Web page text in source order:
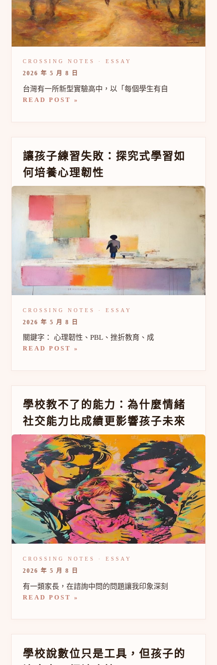
2026 年 5 月 8 日
台灣有一所新型實驗高中，以「每個學生有自
學
習
如
何
幫
青
少
找
到
READ POST »
讓孩子練習失敗：探究式學習如
何培養心理韌性
2026 年 5 月 8 日
關鍵字： 心理韌性、PBL、挫折教育、成
讓
孩
子
練
失
敗：
探
如
何
培
理
韌
READ POST »
學校教不了的能力：為什麼情緒
社交能力比成績更影響孩子未來
2026 年 5 月 8 日
有一類家長，在諮詢中問的問題讓我印象深刻
學
校
教
不
能
力：
為
什
麼
情
緒
社
交
能
比
成
更
影
READ POST »
學校說數位只是工具，但孩子的
學
校